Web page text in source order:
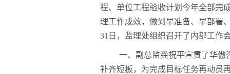
程、单位工程验收计划今年全部完
理工作成效，做到早准备、早部署
31 日，监理处组织召开了内部工作
一、副总监龚祝平宣贯了华傲
补齐短板，为完成目标任务再动员